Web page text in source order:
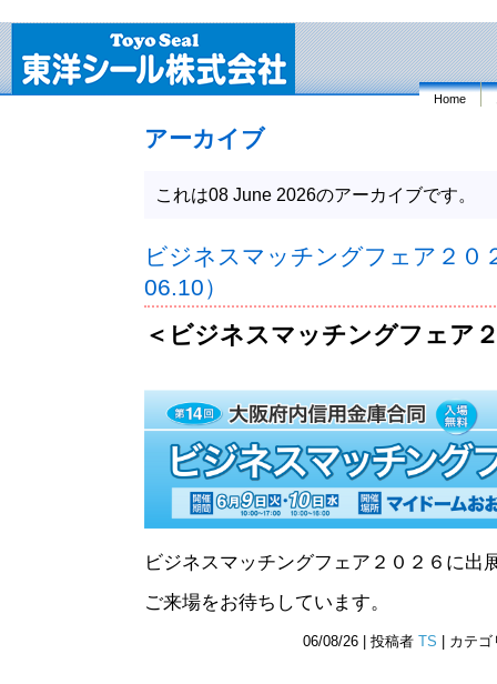
Home
アーカイブ
これは08 June 2026のアーカイブです。
ビジネスマッチングフェア２０
06.10）
＜ビジネスマッチングフェア
ビジネスマッチングフェア２０２６に出
ご来場をお待ちしています。
06/08/26 | 投稿者 TS | カテ